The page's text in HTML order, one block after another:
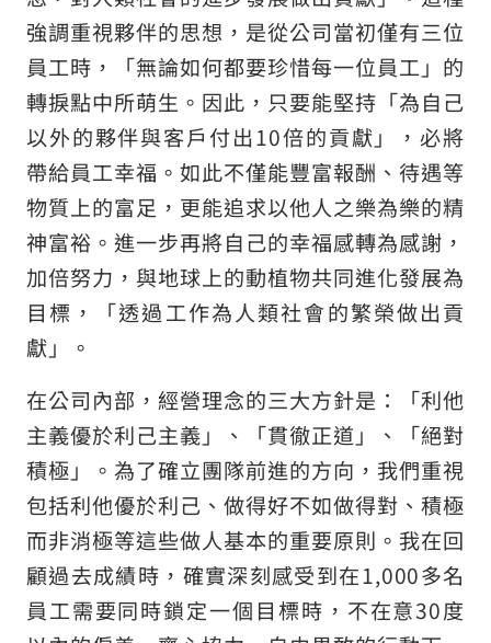
強調重視夥伴的思想，是從公司當初僅有三位
員工時，「無論如何都要珍惜每一位員工」的
轉捩點中所萌生。因此，只要能堅持「為自己
以外的夥伴與客戶付出10倍的貢獻」，必將
帶給員工幸福。如此不僅能豐富報酬、待遇等
物質上的富足，更能追求以他人之樂為樂的精
神富裕。進一步再將自己的幸福感轉為感謝，
加倍努力，與地球上的動植物共同進化發展為
目標，「透過工作為人類社會的繁榮做出貢
獻」。
在公司內部，經營理念的三大方針是：「利他
主義優於利己主義」、「貫徹正道」、「絕對
積極」。為了確立團隊前進的方向，我們重視
包括利他優於利己、做得好不如做得對、積極
而非消極等這些做人基本的重要原則。我在回
顧過去成績時，確實深刻感受到在1,000多名
員工需要同時鎖定一個目標時，不在意30度